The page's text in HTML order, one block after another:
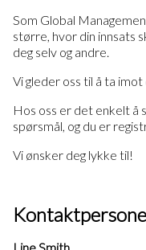
Som Global
større, hvor din innsats
deg selv og andre.
Vi gleder oss til å ta imot
Hos oss er det enkelt å
spørsmål, og du er
Vi ønsker deg lykke til!